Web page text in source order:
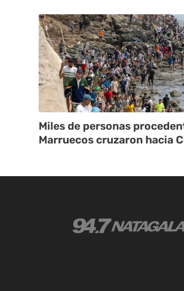
Miles de personas
Marruecos cruzaron hacia